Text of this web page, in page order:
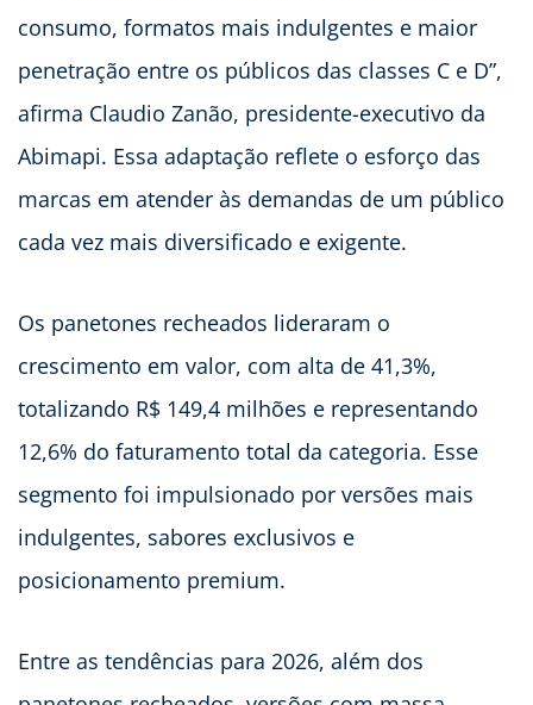
consumo, formatos mais indulgentes e maior
penetração entre os públicos das classes C e D”,
afirma Claudio Zanão, presidente-executivo da
Abimapi. Essa adaptação reflete o esforço das
marcas em atender às demandas de um público
cada vez mais diversificado e exigente.
Os panetones recheados lideraram o
crescimento em valor, com alta de 41,3%,
totalizando R$ 149,4 milhões e representando
12,6% do faturamento total da categoria. Esse
segmento foi impulsionado por versões mais
indulgentes, sabores exclusivos e
posicionamento premium.
Entre as tendências para 2026, além dos